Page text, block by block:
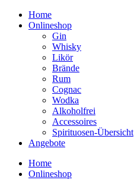
Home
Onlineshop
Gin
Whisky
Likör
Brände
Rum
Cognac
Wodka
Alkoholfrei
Accessoires
Spirituosen-Übersicht
Angebote
Home
Onlineshop